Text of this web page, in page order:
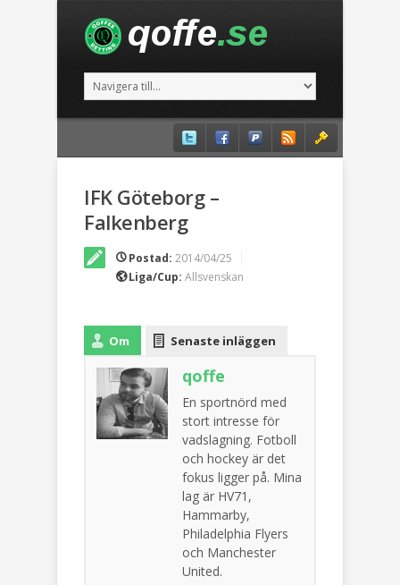
IFK Göteborg –
Falkenberg
Postad: 2014/04/25
Liga/Cup: Allsvenskan
Om Senaste inläggen
qoffe
En sportnörd med
stort intresse för
vadslagning. Fotboll
och hockey är det
fokus ligger på. Mina
lag är HV71,
Hammarby,
Philadelphia Flyers
och Manchester
United.